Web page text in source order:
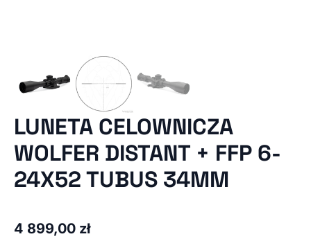
LUNETA CELOWNICZA
WOLFER DISTANT + FFP 6-
24X52 TUBUS 34MM
4 899,00 zł